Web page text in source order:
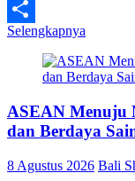
Line
Share
Selengkapnya
ASEAN Menuju
dan Berdaya
8 Agustus 2026 Bali